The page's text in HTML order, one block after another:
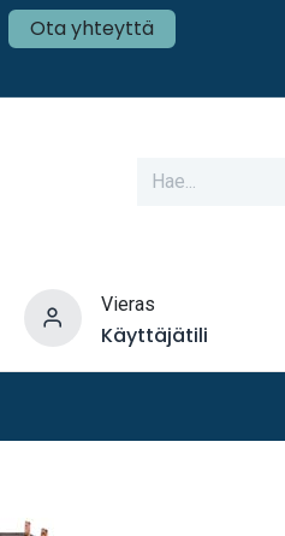
Ota yhteyttä
Vieras
Käyttäjätili